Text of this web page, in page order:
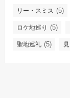
リー・スミス (5)
ロケ地巡り (5)
聖地巡礼 (5)